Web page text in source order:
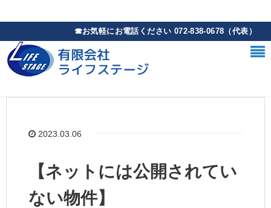
2023.03.06
【ネットには公開されてい
ない物件】